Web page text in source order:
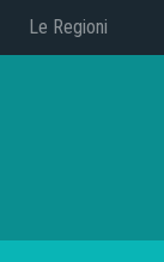
Le Regioni